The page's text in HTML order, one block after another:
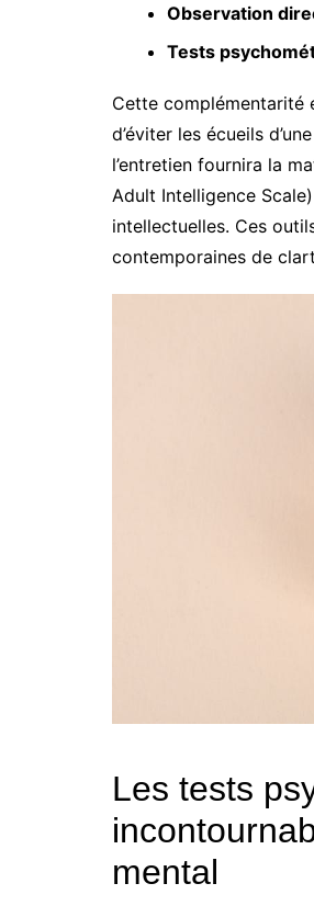
Observation
Tests
Cette complémentarité
d’éviter les écueils
l’entretien fournira la
Adult Intelligence
intellectuelles. Ces
contemporaines de
Les tests
mental